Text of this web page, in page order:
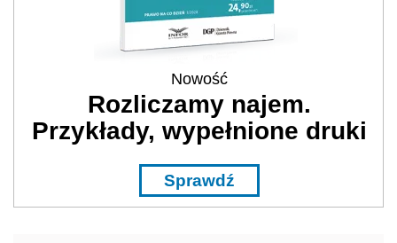
Nowość
Rozliczamy najem.
Przykłady, wypełnione druki
Sprawdź